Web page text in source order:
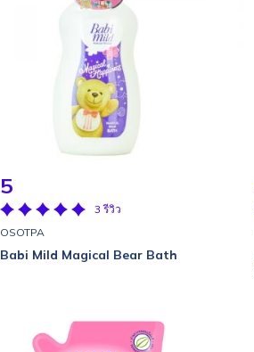
5
3 รีวิว
OSOTPA
Babi Mild Magical Bear Bath